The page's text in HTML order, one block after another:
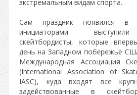
экстремальным видам спорта.
Сам праздник появился в
инициаторами
скейтбордисты, которые
день на Западном побережье
Международная Ассоциация
(International Association of
IASC), куда входят все
задействованные в